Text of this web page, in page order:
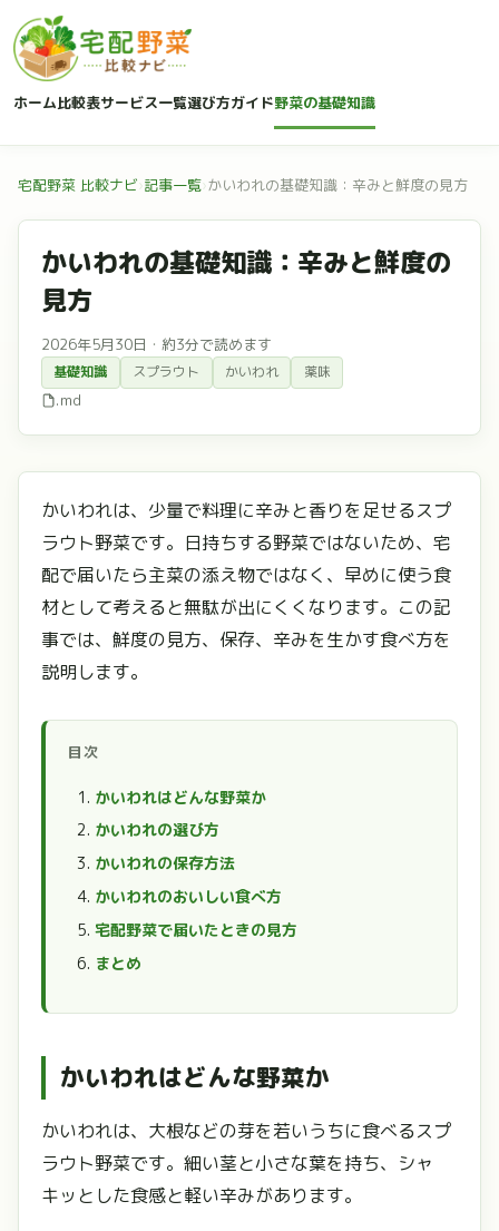
ホーム比較表サービス一覧選び方ガイド野菜の基礎知識
宅配野菜 比較ナビ›記事一覧›かいわれの基礎知識：辛みと鮮度の見方
かいわれの基礎知識：辛みと鮮度の
見方
2026年5月30日 ・ 約3分で読めます
基礎知識 スプラウト かいわれ 薬味
.md
かいわれは、少量で料理に辛みと香りを足せるスプ
ラウト野菜です。日持ちする野菜ではないため、宅
配で届いたら主菜の添え物ではなく、早めに使う食
材として考えると無駄が出にくくなります。この記
事では、鮮度の見方、保存、辛みを生かす食べ方を
説明します。
目次
かいわれはどんな野菜か
かいわれの選び方
かいわれの保存方法
かいわれのおいしい食べ方
宅配野菜で届いたときの見方
まとめ
かいわれはどんな野菜か
かいわれは、大根などの芽を若いうちに食べるスプ
ラウト野菜です。細い茎と小さな葉を持ち、シャ
キッとした食感と軽い辛みがあります。